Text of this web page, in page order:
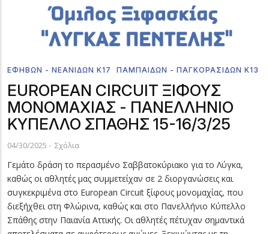
ΕΦΉΒΩΝ - ΝΕΑΝΊΔΩΝ Κ17 ΠΑΜΠΑΊΔΩΝ - ΠΑΓΚΟΡΑΣΊΔΩΝ Κ13
EUROPEAN CIRCUIT ΞΙΦΟΥΣ
ΜΟΝΟΜΑΧΙΑΣ - ΠΑΝΕΛΛΗΝΙΟ
ΚΥΠΕΛΛΟ ΣΠΑΘΗΣ 15-16/3/25
04/30/2025 - Σχόλια
Γεμάτο δράση το περασμένο Σαββατοκύριακο για το Λύγκα,
καθώς οι αθλητές μας συμμετείχαν σε 2 διοργανώσεις και
συγκεκριμένα στο European Circuit ξίφους μονομαχίας, που
διεξήχθει στη Φλώρινα, καθώς και στο Πανελλήνιο Κύπελλο
Σπάθης στην Παιανία Αττικής. Οι αθλητές πέτυχαν σημαντικά